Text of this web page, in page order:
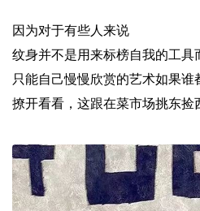
因为对于有些人来说
纹身并不是用来标榜自我的工具
只能自己慢慢欣赏的艺术如果谁
撩开看看，这跟在菜市场挑东捡